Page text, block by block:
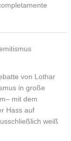
von Lothar
in große
mit dem
Hass auf
weiß